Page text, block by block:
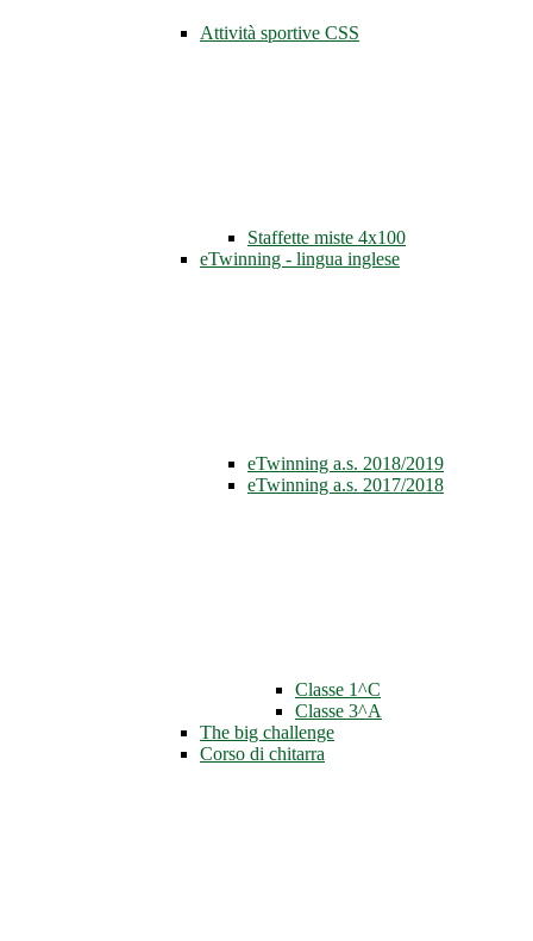
Attività sportive CSS
Staffette miste 4x100
eTwinning - lingua inglese
eTwinning a.s. 2018/2019
eTwinning a.s. 2017/2018
Classe 1^C
Classe 3^A
The big challenge
Corso di chitarra